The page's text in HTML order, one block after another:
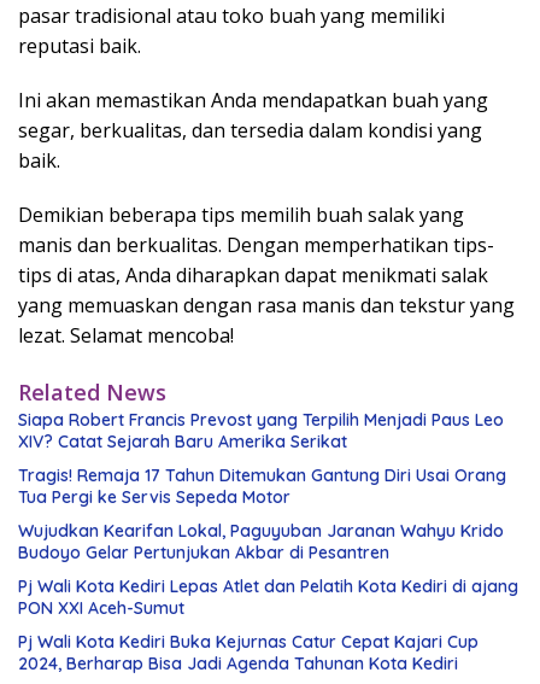
pasar tradisional atau toko buah yang memiliki
reputasi baik.
Ini akan memastikan Anda mendapatkan buah yang
segar, berkualitas, dan tersedia dalam kondisi yang
baik.
Demikian beberapa tips memilih buah salak yang
manis dan berkualitas. Dengan memperhatikan tips-
tips di atas, Anda diharapkan dapat menikmati salak
yang memuaskan dengan rasa manis dan tekstur yang
lezat. Selamat mencoba!
Related News
Siapa Robert Francis Prevost yang Terpilih Menjadi Paus Leo
XIV? Catat Sejarah Baru Amerika Serikat
Tragis! Remaja 17 Tahun Ditemukan Gantung Diri Usai Orang
Tua Pergi ke Servis Sepeda Motor
Wujudkan Kearifan Lokal, Paguyuban Jaranan Wahyu Krido
Budoyo Gelar Pertunjukan Akbar di Pesantren
Pj Wali Kota Kediri Lepas Atlet dan Pelatih Kota Kediri di ajang
PON XXI Aceh-Sumut
Pj Wali Kota Kediri Buka Kejurnas Catur Cepat Kajari Cup
2024, Berharap Bisa Jadi Agenda Tahunan Kota Kediri